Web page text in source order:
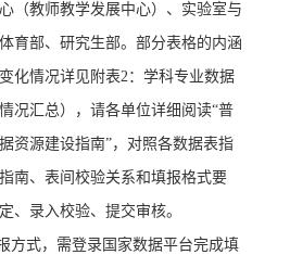
（教师教学发展中心）、实验室与
育部、研究生部。部分表格的内涵
化情况详见附表2：学科专业数据
况汇总） ，请各单位详细阅读“普
资源建设指南”， 对照各数据表指
南、表间校验关系和填报格式要
、录入校验、提交审核。
方式，需登录国家数据平台完成填